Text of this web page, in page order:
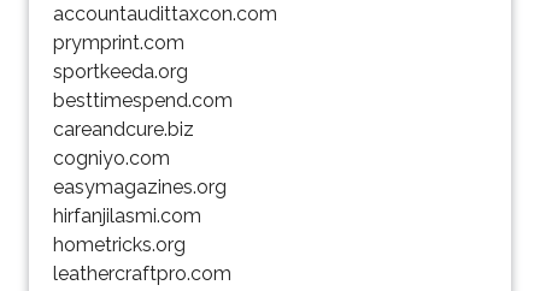
accountaudittaxcon.com
prymprint.com
sportkeeda.org
besttimespend.com
careandcure.biz
cogniyo.com
easymagazines.org
hirfanjilasmi.com
hometricks.org
leathercraftpro.com